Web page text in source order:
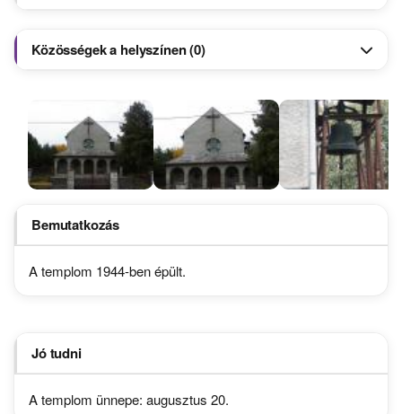
Közösségek a helyszínen (0)
Bemutatkozás
A templom 1944-ben épült.
Jó tudni
A templom ünnepe: augusztus 20.